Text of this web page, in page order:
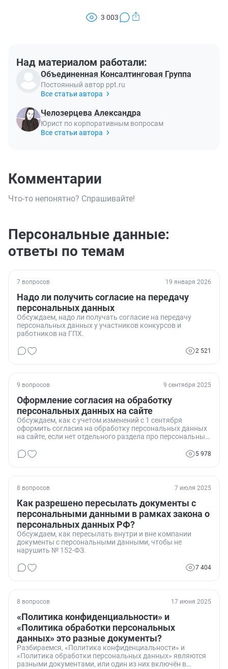
3 003
Над материалом работали:
Объединенная Консалтинговая Группа
Постоянный автор ppt.ru
Все статьи автора
Челозерцева Александра
Юрист по корпоративным вопросам
Все статьи автора
Комментарии
Что-то непонятно? Спрашивайте!
Персональные данные:
ответы по темам
7 вопросов 19 января 2026
Надо ли получить согласие на передачу
персональных данных
Обсуждаем, надо ли получать согласие на передачу
персональных данных у участников конкурсов и
работников на ГПХ.
2 521
9 вопросов 9 сентября 2025
Оформление согласия на обработку
персональных данных на сайте
Обсуждаем, как с учетом изменений с 1 сентября
оформить согласия на обработку персональных данных
на сайте, если нет отдельного раздела про персональные
5 978
8 вопросов 7 июля 2025
Как разрешено пересылать документы с
персональными данными в рамках закона о
персональных данных РФ?
Обсуждаем, как пересылать внутри и вне компании
документы с персональными данными, чтобы не
нарушить № 152-ФЗ.
7 404
8 вопросов 17 июня 2025
«Политика конфиденциальности» и
«Политика обработки персональных
данных» это разные документы?
Разбираемся, «Политика конфиденциальности» и
«Политика обработки персональных данных» являются
разными документами, или один из них включён в